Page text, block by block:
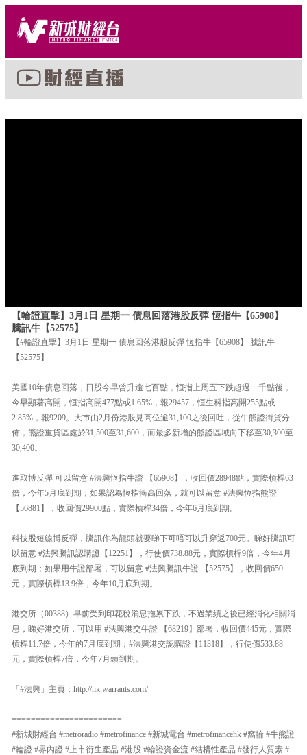
【輪證直擊】3月1日 星期一 債息回落港股反彈 恆指牛【65908】
騰訊牛【52575】
【#輪證直擊】3月1日 星期一 債息回落港股反彈 恆指牛【65908】 騰訊牛
【52575】
美國10年債息回落，日股今早曾升逾七百點，恒指上周五下跌超過一千點後，
今早顯著高開，恒指高開477點或1.65%，報29457，恒生科指高開255點或
2.85%，報9209。大市由2月份港股見高位逾31,100之後回吐，從牛熊證街貨分
佈，熊證重貨區處於31,500至31,600，而最多新增的熊證區域向下移至30,300至
30,400。
進取博反彈 可以留意 #法興恆指牛證 【65908】，收回價28948點，實際槓桿63
倍，今年5月底到期；如果認為恆指衝高回落，就可以留意 #法興恆指熊證
【56881】，收回價29900點，實際槓桿34倍，今年6月底到期。
科技股短線博反彈，騰訊作為龍頭就要睇下可唔可以升穿返700元。睇好騰訊可
以留意 #法興騰訊認購證【12251】，行使價738.88元，實際槓桿9倍，今年4月
底到期；如果用牛證部署，可以留意 #法興騰訊牛證 【52575】，收回價650
元，實際槓桿13.9倍，今年10月底到期。
港交所（00388）早前受到印花稅消息拖累下跌，不過業績之後已經消化相關消
息，睇好港交所，可以用 #法興港交牛證 【68219】部署，收回價445元，實際
槓桿11.7倍，今年的7月底到期；#法興港交認購證【11318】，行使價533.88
元，實際槓桿7倍，今年7月頭到期。
「#法興」主頁：http://hk.warrants.com/
=======================
#新城財經台 #metroradio #metrofinance #新城電台 #metrofinancehk #窩輪 #牛熊證
#輪證 #界內證 #上市衍生產品 #港股 #輪證資金流 #結構性產品 #發行人質素 #